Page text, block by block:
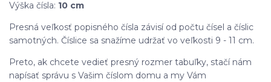
Výška čísla: 10 cm
Presná veľkosť popisného čísla závisí od počtu čísel a číslic
samotných. Číslice sa snažíme udržať vo veľkosti 9 - 11 cm.
Preto, ak chcete vedieť presný rozmer tabuľky, stačí nám
napísať správu s Vašim číslom domu a my Vám